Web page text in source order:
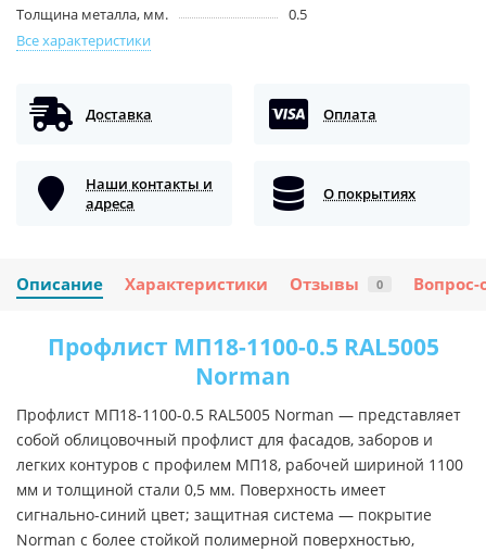
Толщина металла, мм.
0.5
Все характеристики
Доставка Оплата
Наши контакты и
адреса
О покрытиях
Описание Характеристики Отзывы 0 Вопрос-
Профлист МП18-1100-0.5 RAL5005
Norman
Профлист МП18-1100-0.5 RAL5005 Norman — представляет
собой облицовочный профлист для фасадов, заборов и
легких контуров с профилем МП18, рабочей шириной 1100
мм и толщиной стали 0,5 мм. Поверхность имеет
сигнально-синий цвет; защитная система — покрытие
Norman с более стойкой полимерной поверхностью,